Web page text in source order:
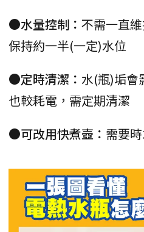
●水量控制： 不需一直
保持約一半(一定)水位
●定時清潔： 水(瓶)垢會
也較耗電，需定期清潔
●可改用快煮壺： 需要